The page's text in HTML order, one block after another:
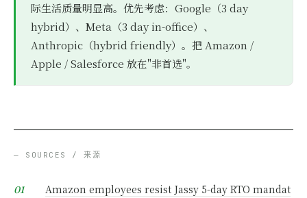
际生活质量明显高。优先考虑：Google（3 day
hybrid）、Meta（3 day in-office）、
Anthropic（hybrid friendly）。把 Amazon /
Apple / Salesforce 放在"非首选"。
— SOURCES / 来源
Amazon employees resist Jassy 5-day RTO mandat